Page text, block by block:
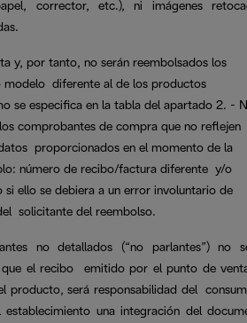
corrector, etc.), ni imágenes
y, por tanto, no serán reembolsados los
modelo diferente al de los productos
se especifica en la tabla del apartado 2. -
comprobantes de compra que no reflejen
proporcionados en el momento de la
número de recibo/factura diferente y/o
si ello se debiera a un error involuntario de
solicitante del reembolso.
no detallados (“no parlantes”) no
que el recibo emitido por el punto de
producto, será responsabilidad del
una integración del